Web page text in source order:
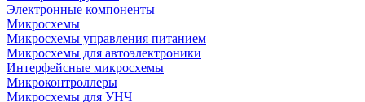
Электронные компоненты
Микросхемы
Микросхемы управления питанием
Микросхемы для автоэлектроники
Интерфейсные микросхемы
Микроконтроллеры
Микросхемы для УНЧ